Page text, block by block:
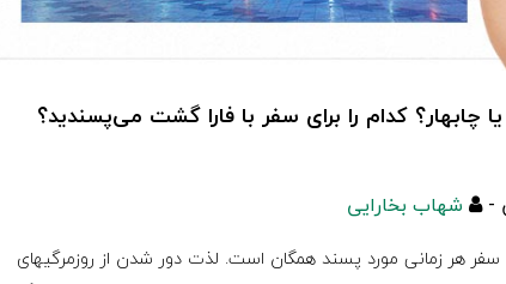
چابهار؟ کدام را برای سفر با فارا گشت می‌پسندید؟
شهاب بخارایی
هر زمانی مورد پسند همگان است. لذت دور شدن از روزمرگیهای